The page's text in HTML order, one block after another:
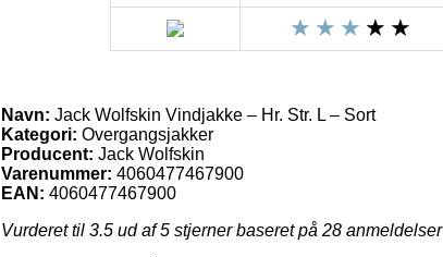
Navn: Jack Wolfskin Vindjakke – Hr. Str. L – Sort
Kategori: Overgangsjakker
Producent: Jack Wolfskin
Varenummer: 4060477467900
EAN: 4060477467900
Vurderet til 3.5 ud af 5 stjerner baseret på 28 anmeldelser